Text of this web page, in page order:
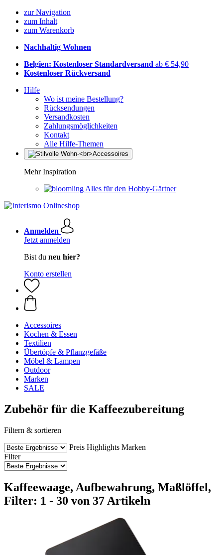
zur Navigation
zum Inhalt
zum Warenkorb
Nachhaltig Wohnen
Belgien: Kostenloser Standardversand ab € 54,90
Kostenloser Rückversand
Hilfe
Wo ist meine Bestellung?
Rücksendungen
Versandkosten
Zahlungsmöglichkeiten
Kontakt
Alle Hilfe-Themen
Mehr Inspiration
Alles für den Hobby-Gärtner
Anmelden
Jetzt anmelden
Bist du neu hier?
Konto erstellen
Accessoires
Kochen & Essen
Textilien
Übertöpfe & Pflanzgefäße
Möbel & Lampen
Outdoor
Marken
SALE
Zubehör für die Kaffeezubereitung
Filtern & sortieren
Preis Highlights Marken
Filter
Kaffeewaage, Aufbewahrung, Maßlöffel,
Filter: 1 - 30 von 37 Artikeln